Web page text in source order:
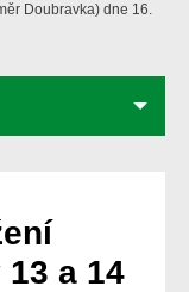
Doubravka) dne 16.
a 14